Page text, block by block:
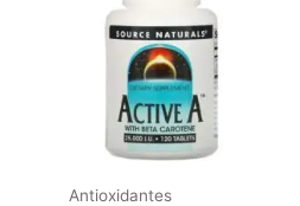
Antioxidantes